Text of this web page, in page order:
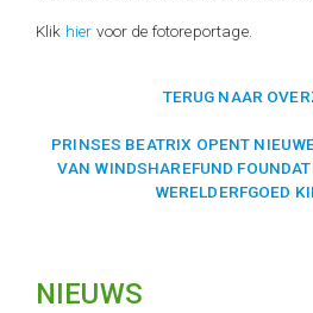
Klik hier voor de fotoreportage.
TERUG NAAR
PRINSES BEATRIX OPENT
VAN WINDSHAREFUND
WERELDERFGOED
NIEUWS